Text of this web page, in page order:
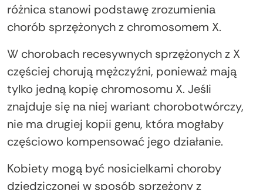
różnica stanowi podstawę zrozumienia
chorób sprzężonych z chromosomem X.
W chorobach recesywnych sprzężonych z X
częściej chorują mężczyźni, ponieważ mają
tylko jedną kopię chromosomu X. Jeśli
znajduje się na niej wariant chorobotwórczy,
nie ma drugiej kopii genu, która mogłaby
częściowo kompensować jego działanie.
Kobiety mogą być nosicielkami choroby
dziedziczonej w sposób sprzężony z